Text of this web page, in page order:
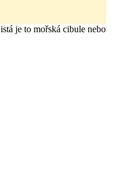
je to mořská cibule nebo